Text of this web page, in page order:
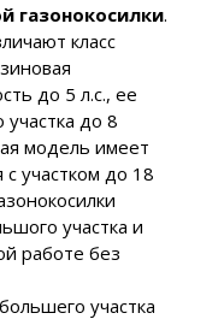
газонокосилки.
класс
до 5 л.с., ее
до 8
модель имеет
участком до 18
участка и
работе без
участка